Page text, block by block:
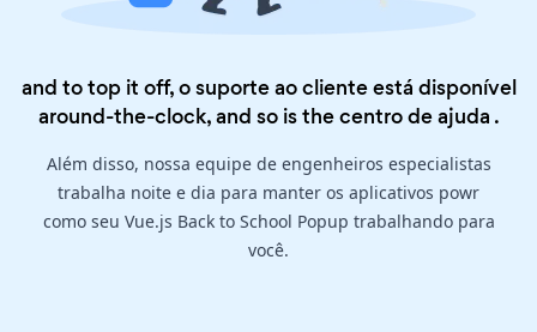
and to top it off, o suporte ao cliente está disponível
around-the-clock, and so is thecentro de ajuda .
Além disso, nossa equipe de engenheiros especialistas
trabalha noite e dia para manter os aplicativos powr
como seu Vue.js Back to School Popup trabalhando para
você.